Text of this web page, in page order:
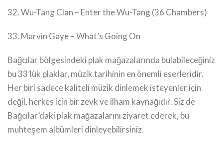
32. Wu-Tang Clan – Enter the Wu-Tang (36 Chambers)
33. Marvin Gaye – What’s Going On
Bağcılar bölgesindeki plak mağazalarında bulabileceğiniz
bu 33’lük plaklar, müzik tarihinin en önemli eserleridir.
Her biri sadece kaliteli müzik dinlemek isteyenler için
değil, herkes için bir zevk ve ilham kaynağıdır. Siz de
Bağcılar’daki plak mağazalarını ziyaret ederek, bu
muhteşem albümleri dinleyebilirsiniz.